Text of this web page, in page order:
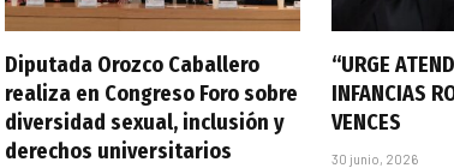
Diputada Orozco Caballero
realiza en Congreso Foro sobre
diversidad sexual, inclusión y
derechos universitarios
“URGE
INFANCIAS
VENCES
30 junio, 2026